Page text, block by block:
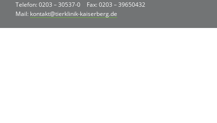
Telefon: 0203 – 30537-0
Fax: 0203 – 39650432
Mail: kontakt@tierklinik-kaiserberg.de